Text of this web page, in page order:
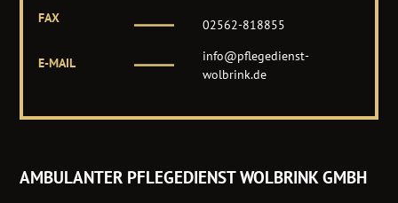
FAX 02562-818855
E-MAIL
info@pflegedienst-
wolbrink.de
AMBULANTER PFLEGEDIENST WOLBRINK GMBH